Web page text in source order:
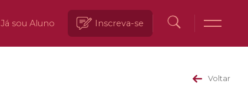
Já sou Aluno Inscreva-se
Voltar